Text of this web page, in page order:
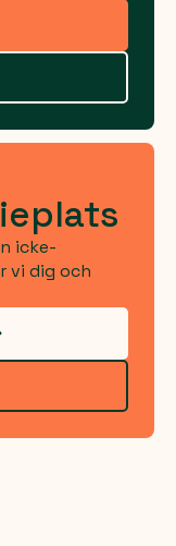
icke-
vi dig och